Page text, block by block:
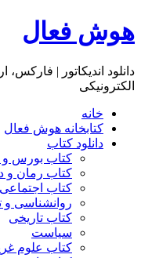
هوش فعال
دانلود اندیکاتور | فارکس،
الکترونیکی
خانه
کتابخانه هوش فعال
دانلود کتاب
کتاب بورس
کتاب رمان و
کتاب
روانشناسی
کتاب تاریخی
سیاست
کتاب علوم